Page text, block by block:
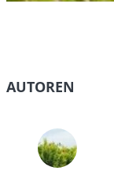
AUTOREN